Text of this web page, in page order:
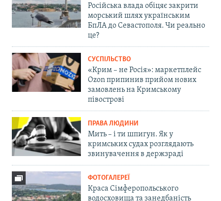
Російська влада обіцяє закрити
морський шлях українським
БпЛА до Севастополя. Чи реально
це?
СУСПІЛЬСТВО
«Крим – не Росія»: маркетплейс
Ozon припинив прийом нових
замовлень на Кримському
півострові
ПРАВА ЛЮДИНИ
Мить – і ти шпигун. Як у
кримських судах розглядають
звинувачення в держзраді
ФОТОГАЛЕРЕЇ
Краса Сімферопольського
водосховища та занедбаність